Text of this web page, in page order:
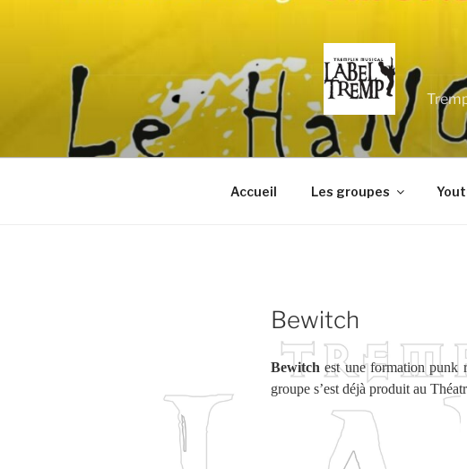
Accueil Les groupes
Bewitch
Bewitchest une formation punk
groupe s’est déjà produit au